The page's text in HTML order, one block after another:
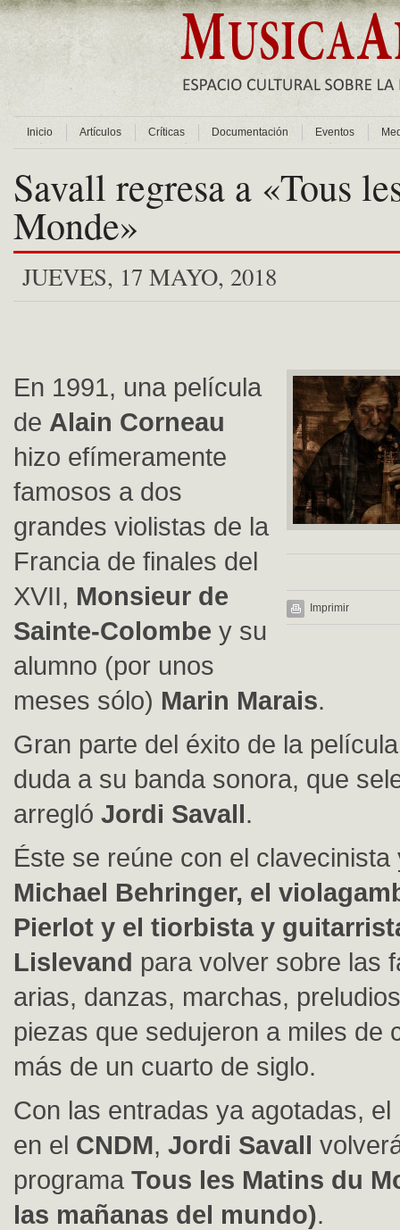
Inicio Artículos Críticas Documentación Eventos
Savall regresa a «Tous
Monde»
JUEVES, 17 MAYO, 2018
Imprimir
En 1991, una película
de Alain Corneau
hizo efímeramente
famosos a dos
grandes violistas de la
Francia de finales del
XVII, Monsieur de
Sainte-Colombe y su
alumno (por unos
meses sólo) Marin Marais.
Gran parte del éxito de la
duda a su banda sonora, que
arregló Jordi Savall.
Éste se reúne con el clavecinista
Michael Behringer, el
Pierlot y el tiorbista y
Lislevand para volver sobre las
arias, danzas, marchas,
piezas que sedujeron a miles de
más de un cuarto de siglo.
Con las entradas ya agotadas, el
en el CNDM, Jordi Savall
programa Tous les Matins du
las mañanas del mundo).